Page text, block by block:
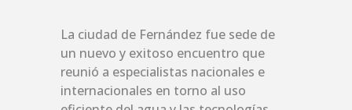
La ciudad de Fernández fue sede de
un nuevo y exitoso encuentro que
reunió a especialistas nacionales e
internacionales en torno al uso